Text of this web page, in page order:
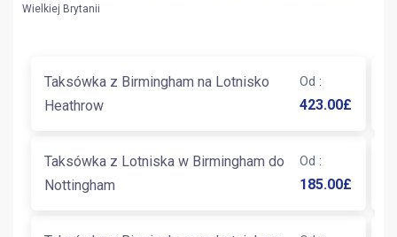
Wielkiej Brytanii
Taksówka z Birmingham na Lotnisko
Heathrow
Od :
423.00£
Taksówka z Lotniska w Birmingham do
Nottingham
Od :
185.00£